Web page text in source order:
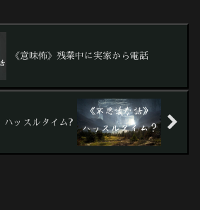
《意味怖》残業中に実家から電話
ハッスルタイム?